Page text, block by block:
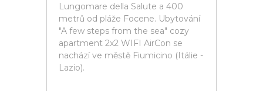
Lungomare della Salute a 400
metrů od pláže Focene. Ubytování
"A few steps from the sea" cozy
apartment 2x2 WIFI AirCon se
nachází ve městě Fiumicino (Itálie -
Lazio).